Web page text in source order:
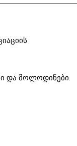
და მოლოდინები.